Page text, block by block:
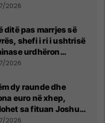
2026
ditë pas marrjes së
shefi i ri i ushtrisë
urdhëron
të madh
2026
dy raunde dhe
euro në xhep,
sa fituan Joshua
2026